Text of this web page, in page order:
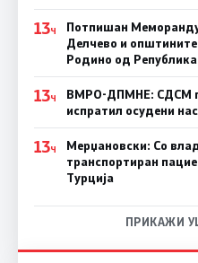
13Ч
Потпишан
Делчево и
Родино од
13Ч
ВМРО-ДПМНЕ: СДСM
испратил осудени
13Ч
Мерџановски: Со
транспортиран
Турција
ПРИКАЖИ